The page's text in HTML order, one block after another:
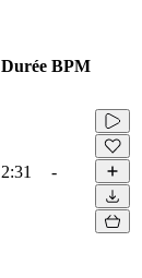
Durée BPM
2:31 -